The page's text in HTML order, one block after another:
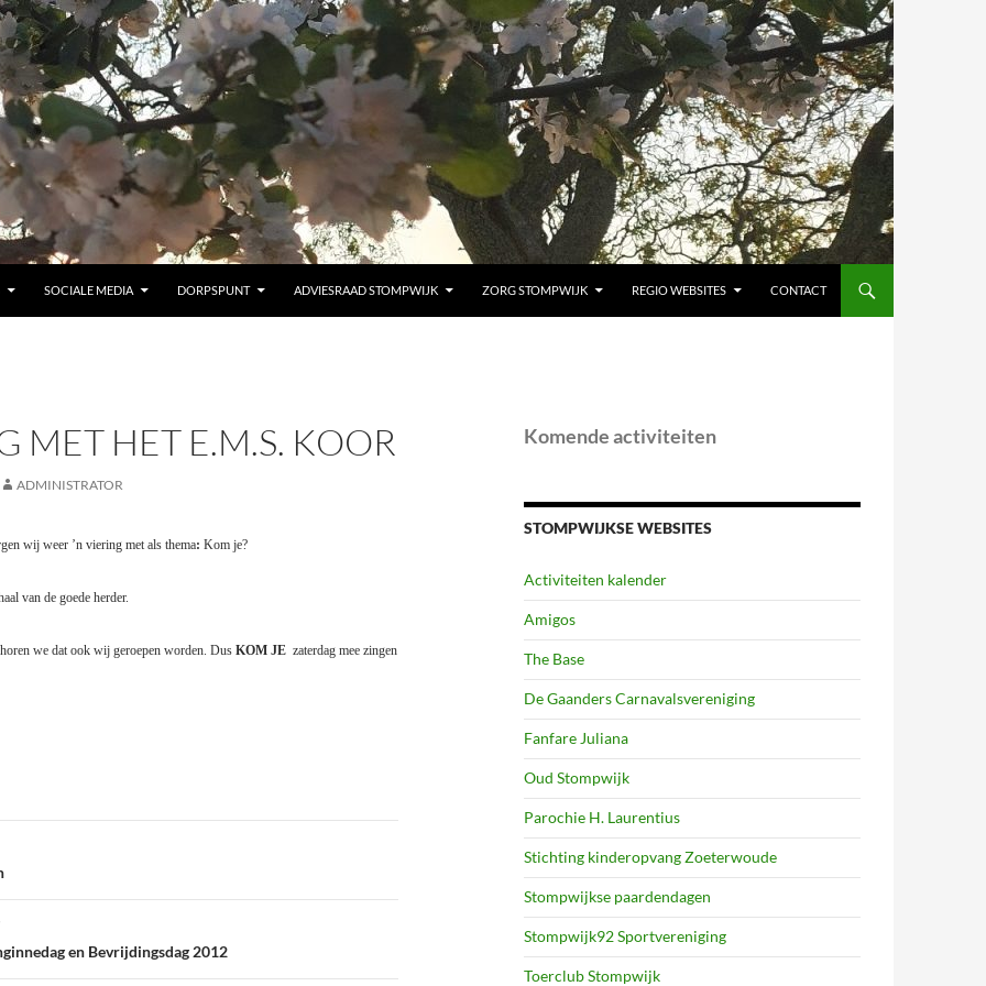
SOCIALE MEDIA DORPSPUNT ADVIESRAAD STOMPWIJK ZORG STOMPWIJK REGIO WEBSITES CONTACT
MET HET E.M.S. KOOR
ADMINISTRATOR
wij weer ’n viering met als thema: Kom je?
van de goede herder.
we dat ook wij geroepen worden. Dus KOM JE zaterdag mee zingen
en Bevrijdingsdag 2012
Komende activiteiten
STOMPWIJKSE WEBSITES
Activiteiten kalender
Amigos
The Base
De Gaanders Carnavalsvereniging
Fanfare Juliana
Oud Stompwijk
Parochie H. Laurentius
Stichting kinderopvang Zoeterwoude
Stompwijkse paardendagen
Stompwijk92 Sportvereniging
Toerclub Stompwijk